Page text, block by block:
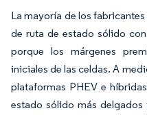
La mayoría de los
de ruta de estado sólido
porque los márgenes
iniciales de las celdas. A
plataformas PHEV e
estado sólido más